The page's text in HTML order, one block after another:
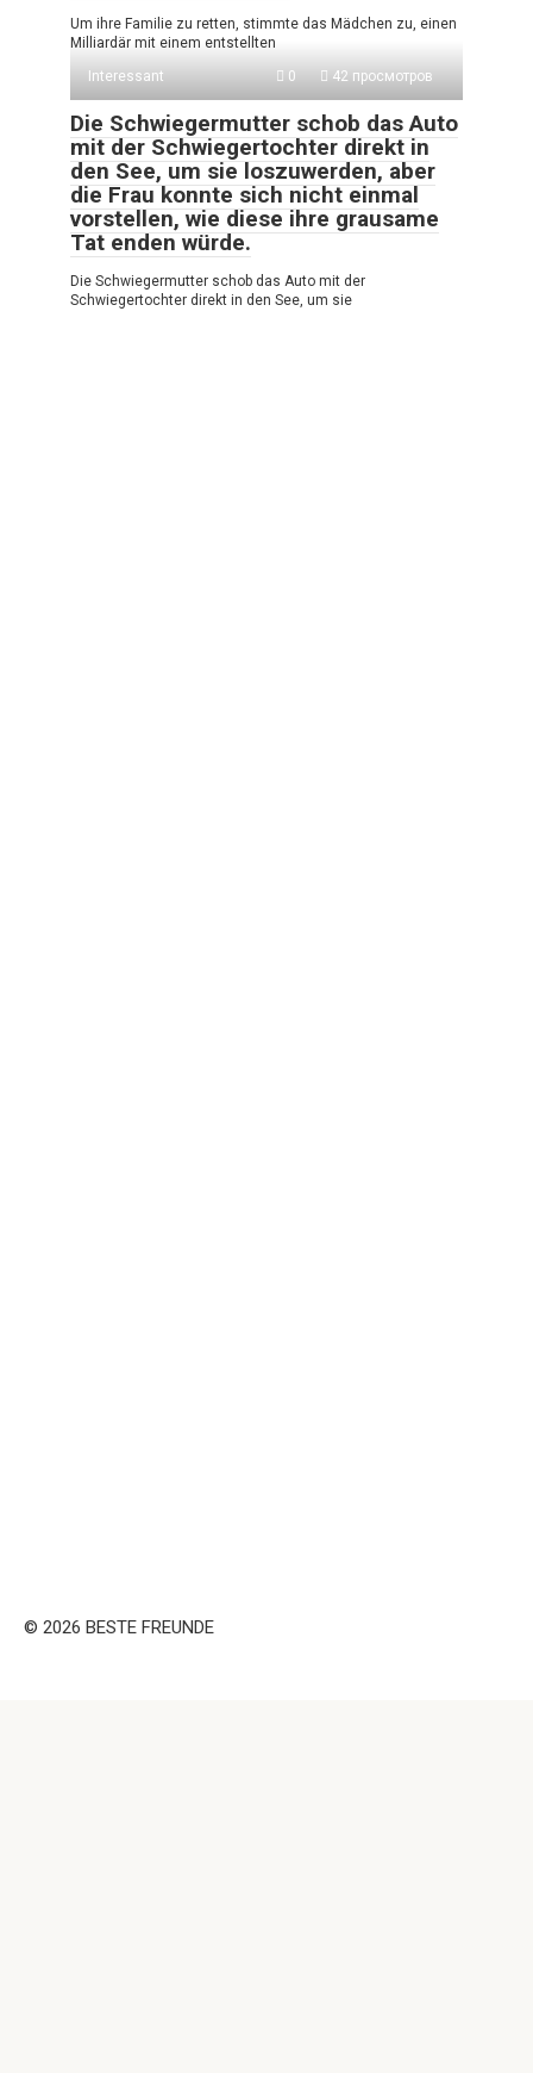
Um ihre Familie zu retten, stimmte das Mädchen zu, einen
Milliardär mit einem entstellten
Interessant
0 42 просмотров
Die Schwiegermutter schob das Auto
mit der Schwiegertochter direkt in
den See, um sie loszuwerden, aber
die Frau konnte sich nicht einmal
vorstellen, wie diese ihre grausame
Tat enden würde.
Die Schwiegermutter schob das Auto mit der
Schwiegertochter direkt in den See, um sie
© 2026 BESTE FREUNDE